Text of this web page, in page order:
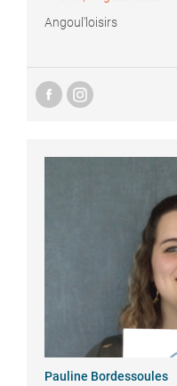
Angoul'loisirs
Pauline Bordessoules